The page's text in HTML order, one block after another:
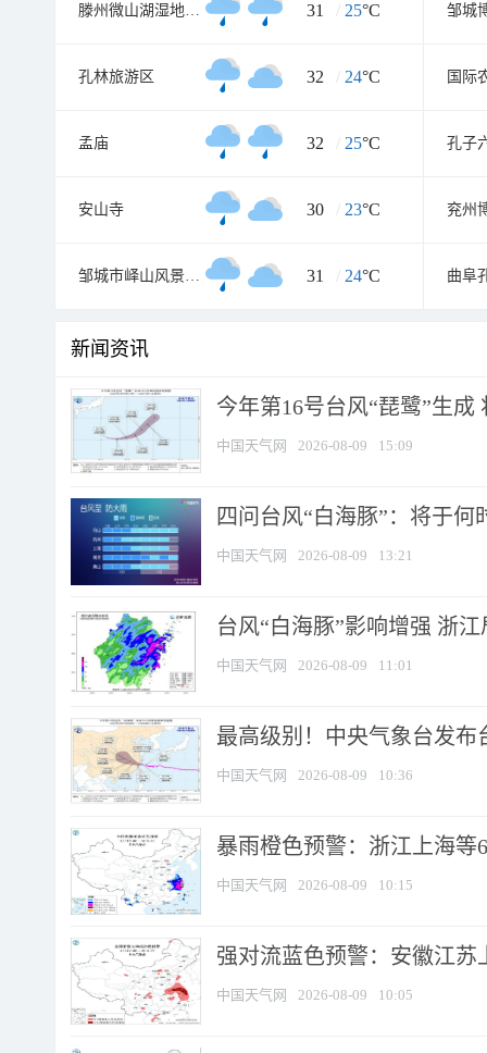
滕州微山湖湿地红荷旅游风景区 31 / 25°C 邹城
孔林旅游区 32 / 24°C 国际
孟庙 32 / 25°C 孔子
安山寺 30 / 23°C 兖州
邹城市峄山风景名胜区 31 / 24°C
新闻资讯
今年第16号台风“琵鹭”生
中国天气网 2026-08-09 15:09
四问台风“白海豚”：将于
中国天气网 2026-08-09 13:21
台风“白海豚”影响增强 浙
中国天气网 2026-08-09 11:01
最高级别！中央气象台发布
中国天气网 2026-08-09 10:36
暴雨橙色预警：浙江上海等
中国天气网 2026-08-09 10:15
强对流蓝色预警：安徽江苏
中国天气网 2026-08-09 10:05